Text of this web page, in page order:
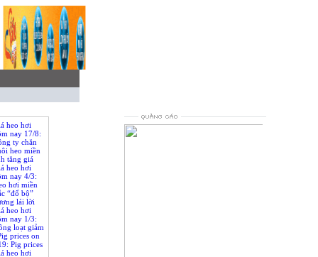
heo hơi
nay 17/8:
ty chăn
heo miền
tăng giá
prices
2019:
farming
pig price
we
heo hơi
nay 4/3:
hơi miền
“đổ bộ”
lái lời
on March
were
North to
traders
heo hơi
nay 1/3:
loạt giảm
prices on
Pig prices
of
heo hơi